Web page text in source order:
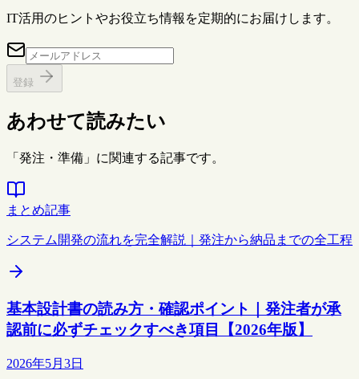
IT活用のヒントやお役立ち情報を定期的にお届けします。
登録
あわせて読みたい
「発注・準備」に関連する記事です。
まとめ記事
システム開発の流れを完全解説｜発注から納品までの全工程
基本設計書の読み方・確認ポイント｜発注者が承
認前に必ずチェックすべき項目【2026年版】
2026年5月3日